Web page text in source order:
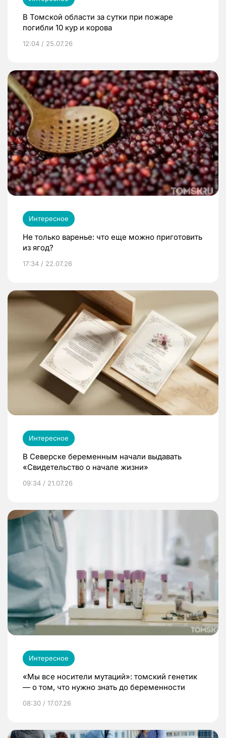
В Томской области за сутки при пожаре
погибли 10 кур и корова
12:04 / 25.07.26
Интересное
Не только варенье: что еще можно приготовить
из ягод?
17:34 / 22.07.26
Интересное
В Северске беременным начали выдавать
«Свидетельство о начале жизни»
09:34 / 21.07.26
Интересное
«Мы все носители мутаций»: томский генетик
— о том, что нужно знать до беременности
08:30 / 17.07.26